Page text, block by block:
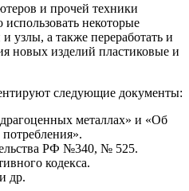
и прочей техники
использовать некоторые
узлы, а также переработать и
новых изделий пластиковые и
следующие документы:
металлах» и «Об
РФ №340, № 525.
кодекса.
др.